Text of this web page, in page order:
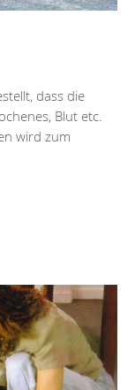
dass die
Blut etc.
wird zum